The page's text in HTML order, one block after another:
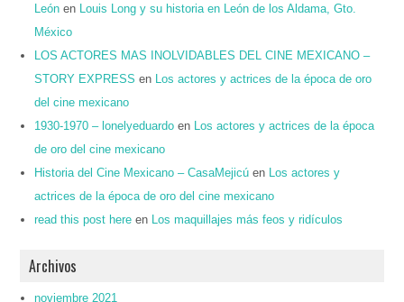
León en
Louis Long y su historia en León de los Aldama, Gto.
México
LOS ACTORES MAS INOLVIDABLES DEL CINE MEXICANO –
STORY EXPRESS en
Los actores y actrices de la época de oro
del cine mexicano
1930-1970 – lonelyeduardo en
Los actores y actrices de la época
de oro del cine mexicano
Historia del Cine Mexicano – CasaMejicú en
Los actores y
actrices de la época de oro del cine mexicano
read this post here en Los maquillajes más feos y ridículos
Archivos
noviembre 2021